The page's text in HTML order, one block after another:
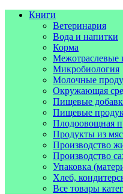
Книги
Ветеринария
Вода и напитки
Корма
Межотраслевые
Микробиология
Молочные
Окружающая
Пищевые
Пищевые
Плодоовощная
Продукты из
Производство
Производство
Упаковка
Хлеб,
Все товары